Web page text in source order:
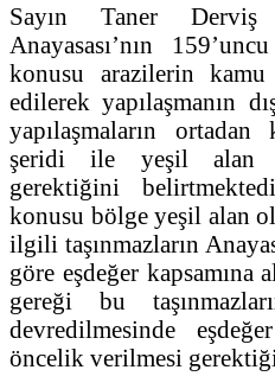
Sayın Taner Derviş
Anayasası’nın
konusu arazilerin kamu
edilerek yapılaşmanın
yapılaşmaların ortadan
şeridi ile yeşil alan
gerektiğini
konusu bölge yeşil alan
ilgili taşınmazların
göre eşdeğer kapsamına
gereği bu
devredilmesinde
öncelik verilmesi